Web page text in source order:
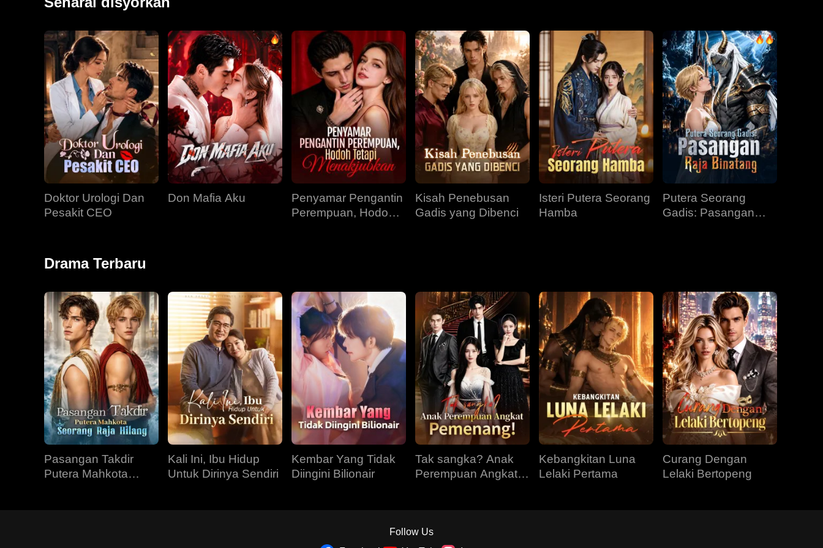
Episod 34 Episod 35 Episod 36
Episod 37 Episod 38 Episod 39
Episod 40
Doktor Urologi Dan
Pesakit CEO
Don Mafia Aku
Penyamar Pengantin
Perempuan, Hodoh
Kisah Penebusan
Gadis yang Dibenci
Isteri Putera Seorang
Hamba
Putera Seorang
Gadis: Pasangan
Drama Terbaru
Pasangan Takdir
Putera Mahkota
Kali Ini, Ibu Hidup
Untuk Dirinya Sendiri
Kembar Yang Tidak
Diingini Bilionair
Tak sangka? Anak
Perempuan Angkat
Kebangkitan Luna
Lelaki Pertama
Curang Dengan
Lelaki Bertopeng
Follow Us